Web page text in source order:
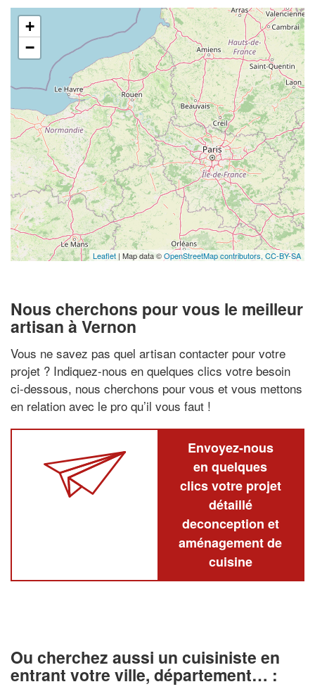
+
−
Leaflet | Map data ©OpenStreetMap contributors, CC-BY-SA
Nous cherchons pour vous le meilleur
artisan à Vernon
Vous ne savez pas quel artisan contacter pour votre
projet ? Indiquez-nous en quelques clics votre besoin
ci-dessous, nous cherchons pour vous et vous mettons
en relation avec le pro qu’il vous faut !
Envoyez-nous
en quelques
clics votre projet
détaillé
deconception et
aménagement de
cuisine
Ou cherchez aussi un cuisiniste en
entrant votre ville, département… :